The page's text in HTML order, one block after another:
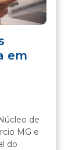
em
de
MG e
do